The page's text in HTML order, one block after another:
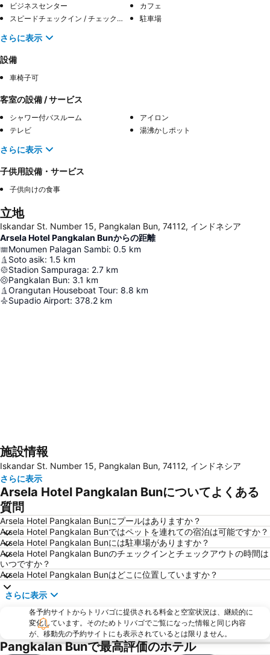
ビジネスセンター
カフェ
スピードチェックイン / チェックアウト
駐車場
さらに表示
設備
車椅子可
客室の設備 / サービス
シャワー付バスルーム
アイロン
テレビ
湯沸かしポット
さらに表示
子供用設備・サービス
子供向けの食事
立地
Iskandar St. Number 15, Pangkalan Bun, 74112, インドネシア
Arsela Hotel Pangkalan Bunからの距離
Monumen Palagan Sambi: 0.5 km
Soto asik: 1.5 km
Stadion Sampuraga: 2.7 km
Pangkalan Bun: 3.1 km
Orangutan Houseboat Tour: 8.8 km
Supadio Airport: 378.2 km
地図を拡大
施設情報
Iskandar St. Number 15, Pangkalan Bun, 74112, インドネシア
さらに表示
Arsela Hotel Pangkalan Bunについてよくある
質問
Arsela Hotel Pangkalan Bunにプールはありますか？
Arsela Hotel Pangkalan Bunではペットを連れての宿泊は可能ですか？
Arsela Hotel Pangkalan Bunには駐車場がありますか？
Arsela Hotel Pangkalan Bunのチェックインとチェックアウトの時間は
いつですか？
Arsela Hotel Pangkalan Bunはどこに位置していますか？
さらに表示
各予約サイトからトリバゴに提供される料金と空室状況は、継続的に
変化しています。そのためトリバゴでご覧になった情報と同じ内容
が、移動先の予約サイトにも表示されているとは限りません。
Pangkalan Bunで最高評価のホテル